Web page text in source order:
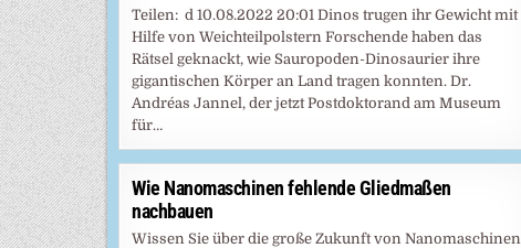
Teilen: d 10.08.2022 20:01 Dinos trugen ihr Gewicht mit
Hilfe von Weichteilpolstern Forschende haben das
Rätsel geknackt, wie Sauropoden-Dinosaurier ihre
gigantischen Körper an Land tragen konnten. Dr.
Andréas Jannel, der jetzt Postdoktorand am Museum
für…
Wie Nanomaschinen fehlende Gliedmaßen
nachbauen
Wissen Sie über die große Zukunft von Nanomaschinen